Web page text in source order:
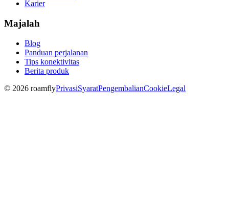
Karier
Majalah
Blog
Panduan perjalanan
Tips konektivitas
Berita produk
© 2026 roamflyPrivasiSyaratPengembalianCookieLegal